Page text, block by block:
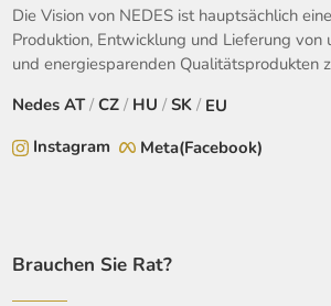
Die Vision von NEDES ist hauptsächlich
Produktion, Entwicklung und Lieferung
und energiesparenden Qualitätsprodukten
NedesAT / CZ / HU / SK / EU
Instagram
Meta(Facebook)
Brauchen Sie Rat?